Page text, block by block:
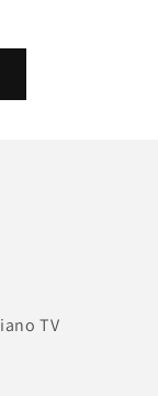
TV